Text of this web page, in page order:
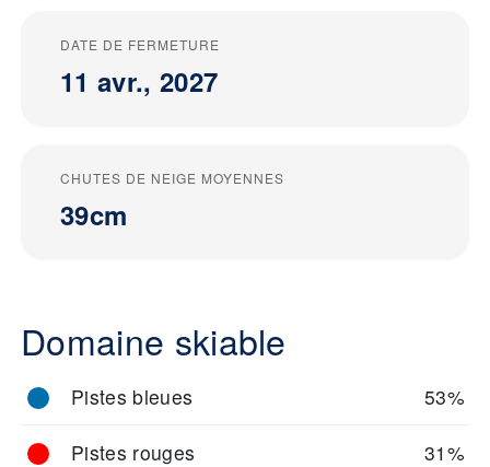
DATE DE FERMETURE
11 avr., 2027
CHUTES DE NEIGE MOYENNES
39cm
Domaine skiable
Pistes bleues 53%
Pistes rouges 31%